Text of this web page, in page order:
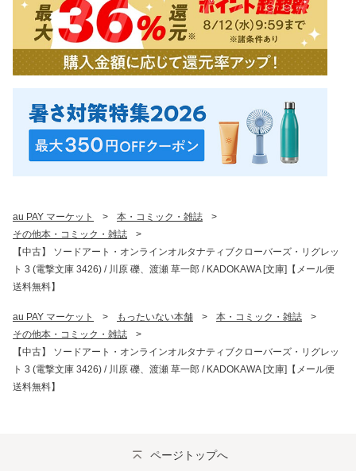
au PAY マーケット > 本・コミック・雑誌
>
その他本・コミック・雑誌
>
【中古】 ソードアート・オンラインオルタナティブクローバーズ・リグレッ
ト 3 (電撃文庫 3426) / 川原 礫、渡瀬 草一郎 / KADOKAWA [文庫]【メール便
送料無料】
au PAY マーケット > もったいない本舗 > 本・コミック・雑誌
>
その他本・コミック・雑誌
>
【中古】 ソードアート・オンラインオルタナティブクローバーズ・リグレッ
ト 3 (電撃文庫 3426) / 川原 礫、渡瀬 草一郎 / KADOKAWA [文庫]【メール便
送料無料】
ページトップへ